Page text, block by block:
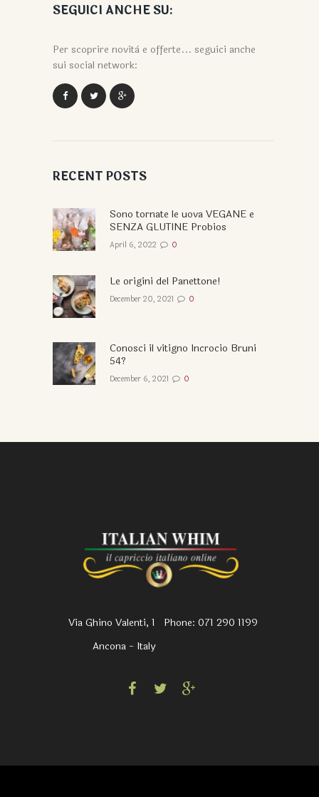
SEGUICI ANCHE SU:
Per scoprire novità e offerte... seguici anche
sui social network:
RECENT POSTS
Sono tornate le uova VEGANE e
SENZA GLUTINE Probios
April 6, 2022 0
Le origini del Panettone!
December 20, 2021 0
Conosci il vitigno Incrocio Bruni
54?
December 6, 2021 0
Phone: 071 290 1199
Via Ghino Valenti, 1
Ancona - Italy